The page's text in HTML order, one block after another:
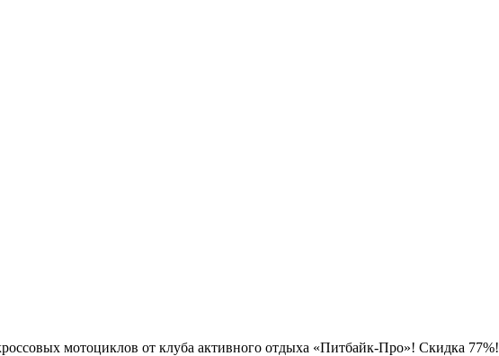
мотоциклов от клуба активного отдыха «Питбайк-Про»! Скидка 77%!